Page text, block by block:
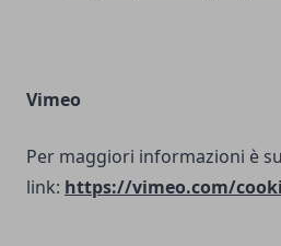
Vimeo
Per maggiori informazioni è
link: https://vimeo.com/